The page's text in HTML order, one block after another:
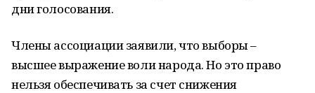
дни голосования.
Члены ассоциации заявили, что выборы –
высшее выражение воли народа. Но это право
нельзя обеспечивать за счет снижения